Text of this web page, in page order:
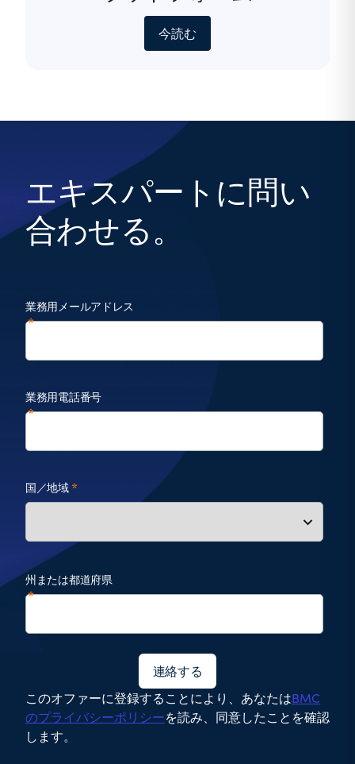
今読む
エキスパートに問い
合わせる。
業務用メールアドレス
業務用電話番号
国／地域
州または都道府県
連絡する
このオファーに登録することにより、あなたはBMC
のプライバシーポリシーを読み、同意したことを確認
します。